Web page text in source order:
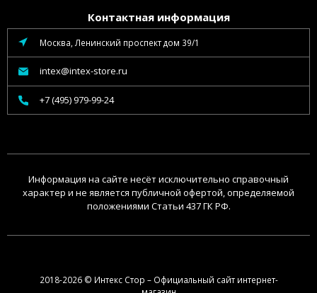
Контактная информация
Москва, Ленинский проспект дом 39/1
intex@intex-store.ru
+7 (495) 979-99-24
Информация на сайте несёт исключительно справочный
характер и не является публичной офертой, определяемой
положениями Статьи 437 ГК РФ.
2018-2026 © Интекс Стор – Официальный сайт интернет-